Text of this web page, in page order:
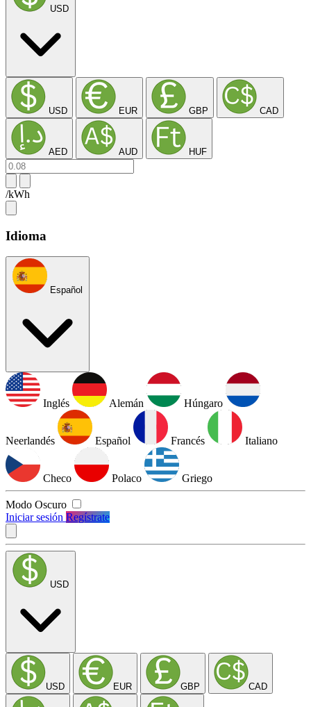
USD
USD EUR GBP CAD
AED AUD HUF
/kWh
Idioma
Español
Inglés Alemán Húngaro
Neerlandés Español Francés Italiano
Checo Polaco Griego
Modo Oscuro
Iniciar sesión Regístrate
USD
USD EUR GBP CAD